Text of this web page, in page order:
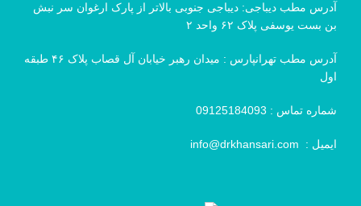
آدرس مطب دیباجی: دیباجی جنوبی بالاتر از پارک ارغوان سر نبش
بن بست یوسفی پلاک ۶۲ واحد ۲
آدرس مطب تهرانپارس : میدان رهبر خیابان آل قصاب پلاک ۴۶ طبقه
اول
شماره تماس :
ایمیل : info@drkhansari.com